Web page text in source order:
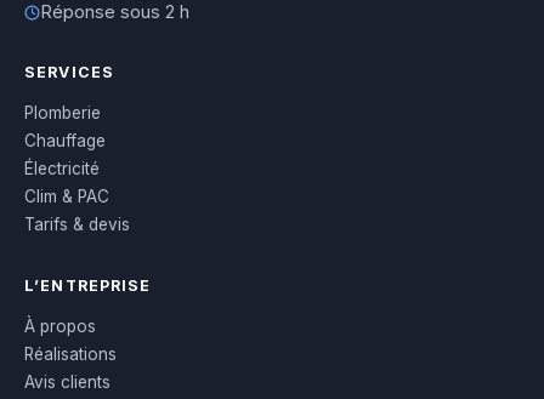
Réponse sous 2 h
SERVICES
Plomberie
Chauffage
Électricité
Clim & PAC
Tarifs & devis
L’ENTREPRISE
À propos
Réalisations
Avis clients